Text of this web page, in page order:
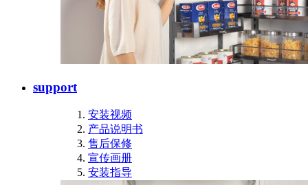
support
安装视频
产品说明书
售后保修
宣传画册
安装指导